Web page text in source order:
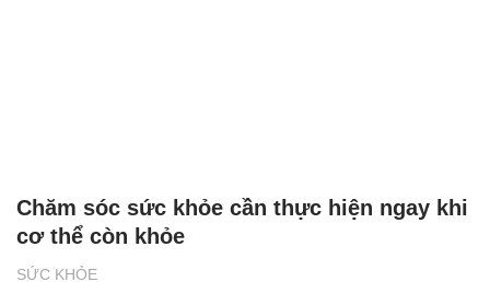
SỨC KHỎE
Chăm sóc sức khỏe cần thực hiện ngay khi
cơ thể còn khỏe